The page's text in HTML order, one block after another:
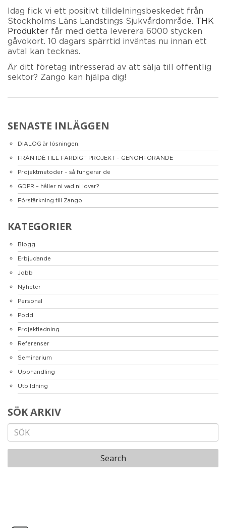
Idag fick vi ett positivt tilldelningsbeskedet från
Stockholms Läns Landstings Sjukvårdområde. THK
Produkter får med detta leverera 6000 stycken
gåvokort. 10 dagars spärrtid inväntas nu innan ett
avtal kan tecknas.
Är ditt företag intresserad av att sälja till offentlig
sektor? Zango kan hjälpa dig!
SENASTE INLÄGGEN
DIALOG är lösningen.
FRÅN IDÈ TILL FÄRDIGT PROJEKT – GENOMFÖRANDE
Projektmetoder – så fungerar de
GDPR – håller ni vad ni lovar?
Förstärkning till Zango
KATEGORIER
Blogg
Erbjudande
Jobb
Nyheter
Personal
Podd
Projektledning
Referenser
Seminarium
Upphandling
Utbildning
SÖK ARKIV
Search